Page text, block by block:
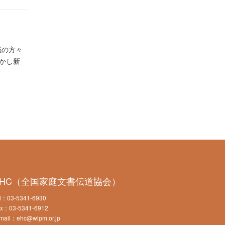
方々
し新
（全国家庭文書伝道協会）
：03-5341-6930
：03-5341-6912
：ehc@wlpm.or.jp